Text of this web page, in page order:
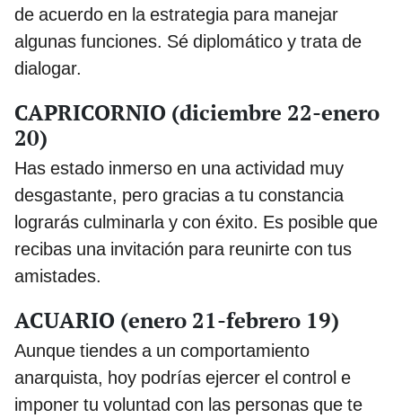
de acuerdo en la estrategia para manejar
algunas funciones. Sé diplomático y trata de
dialogar.
CAPRICORNIO (diciembre 22-enero
20)
Has estado inmerso en una actividad muy
desgastante, pero gracias a tu constancia
lograrás culminarla y con éxito. Es posible que
recibas una invitación para reunirte con tus
amistades.
ACUARIO (enero 21-febrero 19)
Aunque tiendes a un comportamiento
anarquista, hoy podrías ejercer el control e
imponer tu voluntad con las personas que te